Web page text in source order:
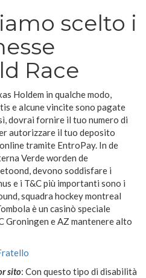
scelto i
Race
Holdem in qualche modo,
e alcune vincite sono pagate
dovrai fornire il tuo numero di
autorizzare il tuo deposito
tramite EntroPay. In de
Verde worden de
devono soddisfare i
e i T&C più importanti sono i
squadra hockey montreal
è un casinò speciale
Groningen e AZ mantenere alto
sito: Con questo tipo di disabilità